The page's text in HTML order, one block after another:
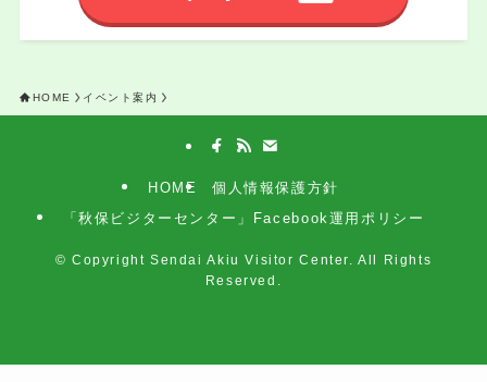
HOME イベント案内
HOME
個人情報保護方針
「秋保ビジターセンター」Facebook運用ポリシー
© Copyright Sendai Akiu Visitor Center. All Rights
Reserved.